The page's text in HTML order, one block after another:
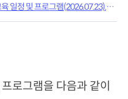
일정 및 프로그램(2026.07.23).xls
로그램을 다음과 같이